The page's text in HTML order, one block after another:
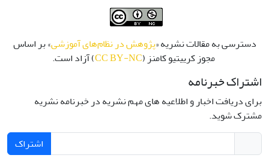
دسترسی به مقالات نشریه «پژوهش در نظام‌های آموزشی» بر اساس
مجوز کرییتیو کامنز (CC BY-NC) آزاد است.
اشتراک خبرنامه
برای دریافت اخبار و اطلاعیه های مهم نشریه در خبرنامه نشریه
مشترک شوید.
اشتراک